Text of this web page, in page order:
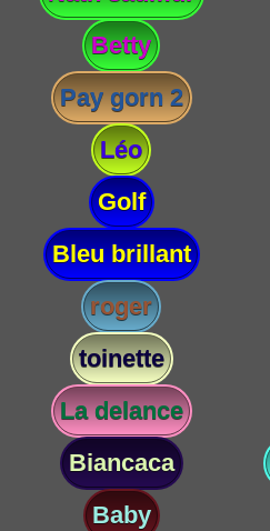
Betty
Pay gorn 2
Léo
Golf
Bleu brillant
roger
toinette
La delance
Biancaca
Baby